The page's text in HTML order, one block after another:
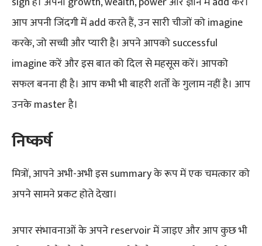
आप अपनी जिंदगी में add करते हैं, उन सारी चीजों को imagine
करके, जो सच्ची और प्यारी है। अपने आपको successful
imagine करें और इस बात को दिल से महसूस करें। आपको
सफल बनना ही है। आप कभी भी बाहरी शर्तों के गुलाम नहीं है। आप
उनके master है।
निष्कर्ष
मित्रों, आपने अभी-अभी इस summary के रूप में एक चमत्कार को
अपने सामने प्रकट होते देखा।
अपार संभावनाओं के अपने reservoir में जाइए और आप कुछ भी